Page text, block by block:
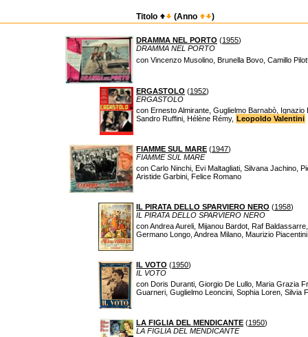
Titolo (Anno )
DRAMMA NEL PORTO (1955)
DRAMMA NEL PORTO
con Vincenzo Musolino, Brunella Bovo, Camillo
ERGASTOLO (1952)
ERGASTOLO
con Ernesto Almirante, Guglielmo Barnabò,
Sandro Ruffini, Hélène Rémy, Leopoldo Valentini
FIAMME SUL MARE (1947)
FIAMME SUL MARE
con Carlo Ninchi, Evi Maltagliati, Silvana Jachino,
Aristide Garbini, Felice Romano
IL PIRATA DELLO SPARVIERO NERO (1958)
IL PIRATA DELLO SPARVIERO NERO
con Andrea Aureli, Mijanou Bardot, Raf
Germano Longo, Andrea Milano, Maurizio
IL VOTO (1950)
IL VOTO
con Doris Duranti, Giorgio De Lullo, Maria Grazia
Guarneri, Guglielmo Leoncini, Sophia Loren, Silvia
LA FIGLIA DEL MENDICANTE (1950)
LA FIGLIA DEL MENDICANTE